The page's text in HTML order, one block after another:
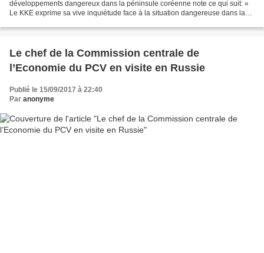
développements dangereux dans la péninsule coréenne note ce qui suit: «
Le KKE exprime sa vive inquiétude face à la situation dangereuse dans la
Le chef de la Commission centrale de
l’Economie du PCV en visite en Russie
Publié le 15/09/2017 à 22:40
Par anonyme